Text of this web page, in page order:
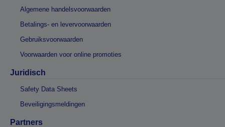
Algemene handelsvoorwaarden
Betalings- en levervoorwaarden
Gebruiksvoorwaarden
Voorwaarden voor online promoties
Juridisch
Safety Data Sheets
Beveiligingsmeldingen
Partners